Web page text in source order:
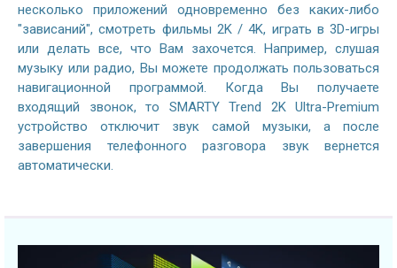
несколько приложений одновременно без каких-либо
"зависаний", смотреть фильмы 2K / 4K, играть в 3D-игры
или делать все, что Вам захочется. Например, слушая
музыку или радио, Вы можете продолжать пользоваться
навигационной программой. Когда Вы получаете
входящий звонок, то SMARTY Trend 2K Ultra-Premium
устройство отключит звук самой музыки, а после
завершения телефонного разговора звук вернется
автоматически.